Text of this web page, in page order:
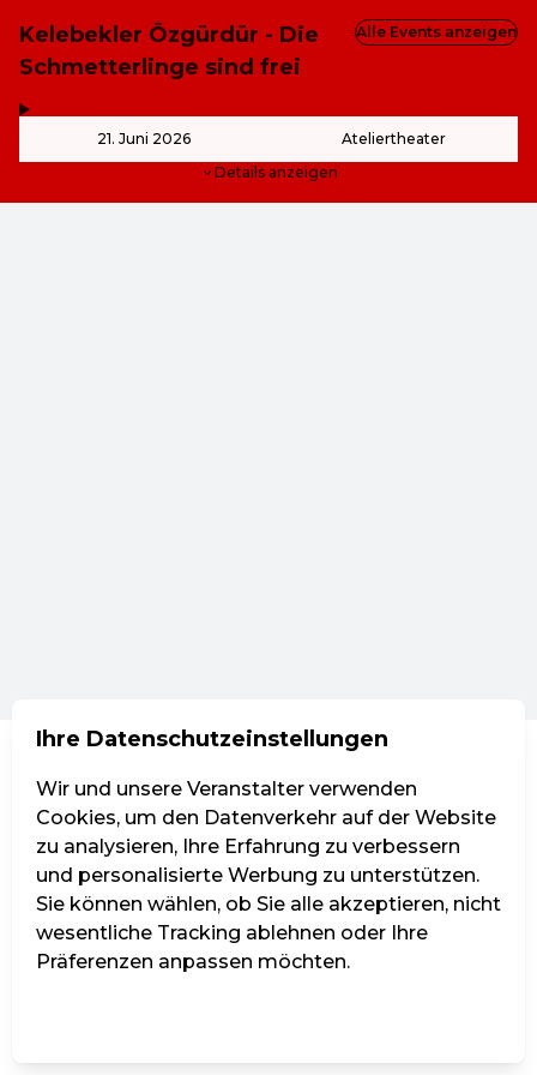
Kelebekler Özgürdür - Die
Schmetterlinge sind frei
21. Juni 2026 Ateliertheater
Details anzeigen
Alle Events anzeigen
Ihre Datenschutzeinstellungen
Wir und unsere Veranstalter verwenden
Cookies, um den Datenverkehr auf der Website
zu analysieren, Ihre Erfahrung zu verbessern
und personalisierte Werbung zu unterstützen.
Sie können wählen, ob Sie alle akzeptieren, nicht
wesentliche Tracking ablehnen oder Ihre
Präferenzen anpassen möchten.